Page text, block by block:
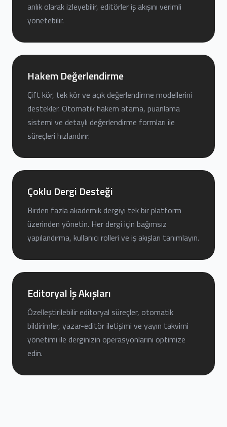
anlık olarak izleyebilir, editörler iş akışını verimli
yönetebilir.
Hakem Değerlendirme
Çift kör, tek kör ve açık değerlendirme modellerini
destekler. Otomatik hakem atama, puanlama
sistemi ve detaylı değerlendirme formları ile
süreçleri hızlandırır.
Çoklu Dergi Desteği
Birden fazla akademik dergiyi tek bir platform
üzerinden yönetin. Her dergi için bağımsız
yapılandırma, kullanıcı rolleri ve iş akışları tanımlayın.
Editoryal İş Akışları
Özelleştirilebilir editoryal süreçler, otomatik
bildirimler, yazar-editör iletişimi ve yayın takvimi
yönetimi ile derginizin operasyonlarını optimize
edin.